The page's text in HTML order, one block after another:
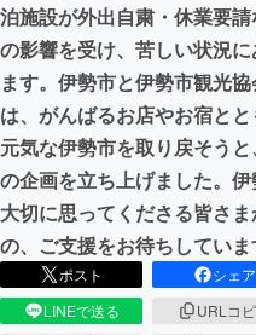
泊施設が外出自粛・休業要
の影響を受け、苦しい状況に
ます。伊勢市と伊勢市観光
は、がんばるお店やお宿とと
元気な伊勢市を取り戻そうと
の企画を立ち上げました。伊
大切に思ってくださる皆さま
の、ご支援をお待ちしていま
ポスト
シェア
LINEで送る
URLコ